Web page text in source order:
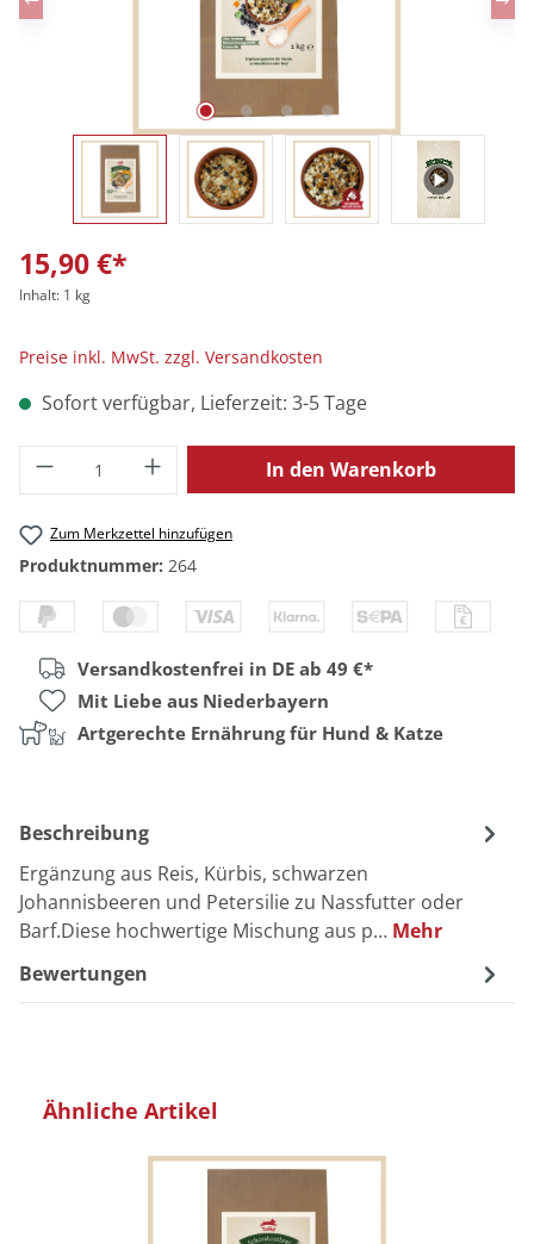
15,90 €*
Inhalt: 1 kg
Preise inkl. MwSt. zzgl. Versandkosten
Sofort verfügbar, Lieferzeit: 3-5 Tage
Produkt Anzahl: Gib den gewünschten
In den Warenkorb
Zum Merkzettel hinzufügen
Produktnummer: 264
Versandkostenfrei in DE ab 49 €*
Mit Liebe aus Niederbayern
Artgerechte Ernährung für Hund & Katze
Beschreibung
Ergänzung aus Reis, Kürbis, schwarzen
Johannisbeeren und Petersilie zu Nassfutter oder
Barf.Diese hochwertige Mischung aus p… Mehr
Bewertungen
Produktgalerie überspringen
Ähnliche Artikel